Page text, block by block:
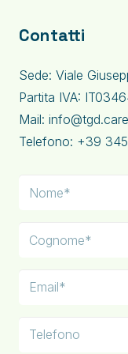
Contatti
Sede: Viale
Partita IVA:
Mail: info@tgd.care
Telefono: +39